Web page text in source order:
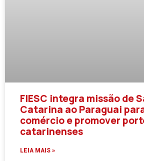
FIESC integra missão de
Catarina ao Paraguai
comércio e promover
catarinenses
LEIA MAIS »